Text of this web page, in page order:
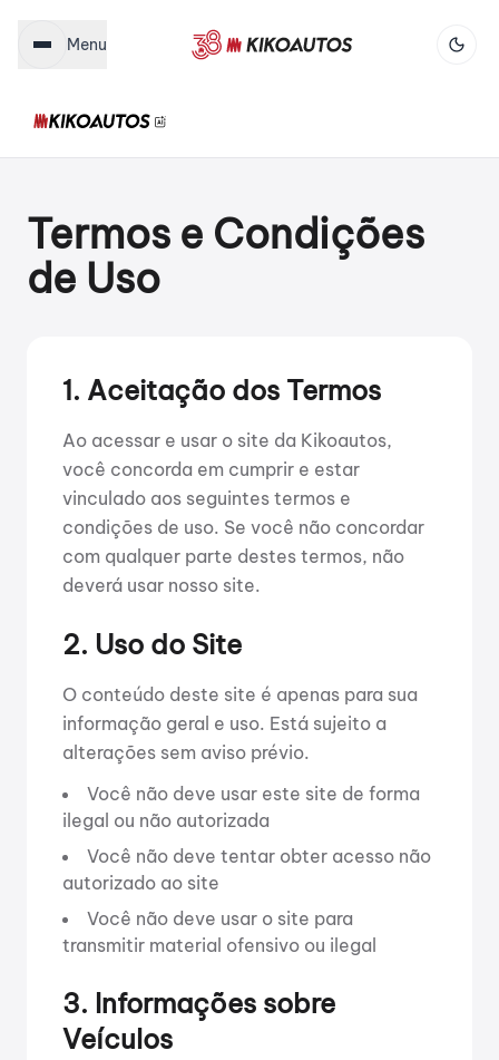
Menu
Termos e Condições
de Uso
1. Aceitação dos Termos
Ao acessar e usar o site da Kikoautos,
você concorda em cumprir e estar
vinculado aos seguintes termos e
condições de uso. Se você não concordar
com qualquer parte destes termos, não
deverá usar nosso site.
2. Uso do Site
O conteúdo deste site é apenas para sua
informação geral e uso. Está sujeito a
alterações sem aviso prévio.
Você não deve usar este site de forma
ilegal ou não autorizada
Você não deve tentar obter acesso não
autorizado ao site
Você não deve usar o site para
transmitir material ofensivo ou ilegal
3. Informações sobre
Veículos